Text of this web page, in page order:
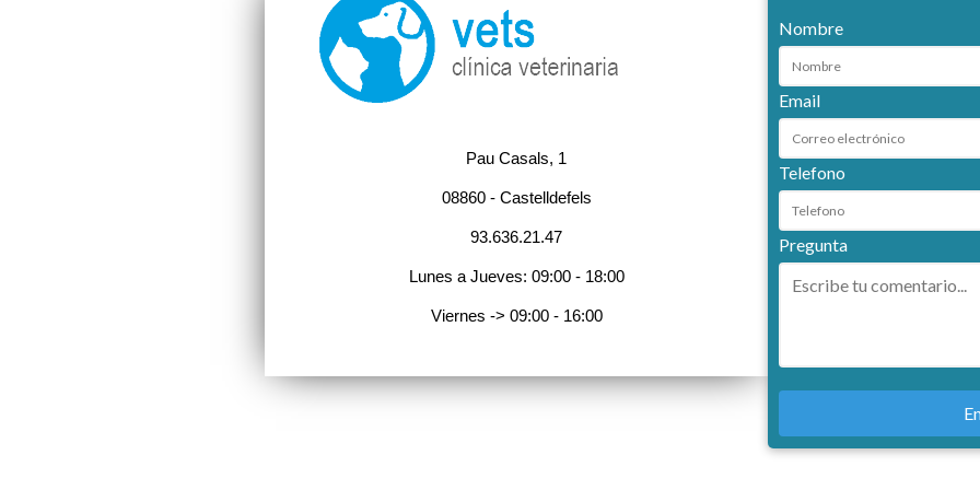
Pau Casals, 1
08860 - Castelldefels
93.636.21.47
Lunes a Jueves: 09:00 - 18:00
Viernes -> 09:00 - 16:00
Nombre
Email
Telefono
Pregunta